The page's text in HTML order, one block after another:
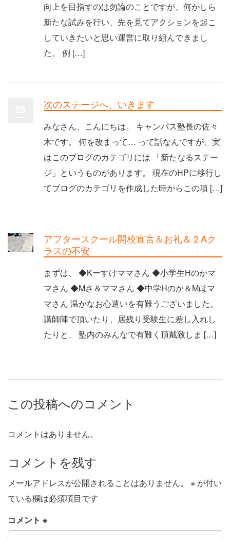
向上を目指すのは勿論のことですが、何かしら
新たな試みを行い、先を見てアクションを起こ
していきたいと思い運営に取り組んできまし
た。 例 […]
次のステージへ、いきます
みなさん、こんにちは。 キャンパス塾長の佐々
木です。 何を改まって… って話なんですが、実
はこのブログのカテゴリには 「新たなるステー
ジ」というものがあります。 現在のHPに移行し
てブログのカテゴリを作成した時からこの項 […]
アフタースクール開校宣言＆お礼＆２Aク
ラスの不安
まずは、 ◆Kーすけママさん ◆小学生Hのかマ
マさん ◆Mさ＆ママさん ◆中学Hのか＆Mほマ
マさん 温かなお心遣いを有難うございました。
講師陣で頂いたり、居残り受験生に差し入れし
たりと、 塾内のみんなで有難く頂戴致しま […]
この投稿へのコメント
コメントはありません。
コメントを残す
メールアドレスが公開されることはありません。 ※ が付い
ている欄は必須項目です
コメント ※